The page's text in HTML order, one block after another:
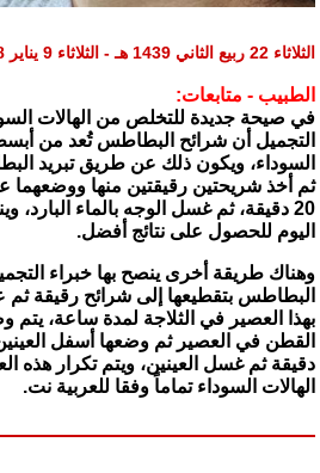
الثلاثاء 22 ربيع الثاني 1439 هـ - الثلاثاء 9 يناير 2018 م 04:14:31 PM
الطبيب - متابعات:
في صيحة جديدة للتخلص من الهالات
التجميل أن شرائح البطاطس تُعد من
السوداء، ويكون ذلك عن طريق تبريد
ثم أخذ شريحتين رقيقتين منها ووضعهما
20 دقيقة، ثم غسل الوجه بالماء
اليوم للحصول على نتائج أفضل.
وهناك طريقة أخرى ينصح بها خبراء
البطاطس بتقطيعها إلى شرائح رقيقة ثم
بهذا العصير في الثلاجة لمدة ساعة،
دقيقة ثم غسل العينين، ويتم تكرار هذه
الهالات السوداء تماماً وفقا للعربية نت.